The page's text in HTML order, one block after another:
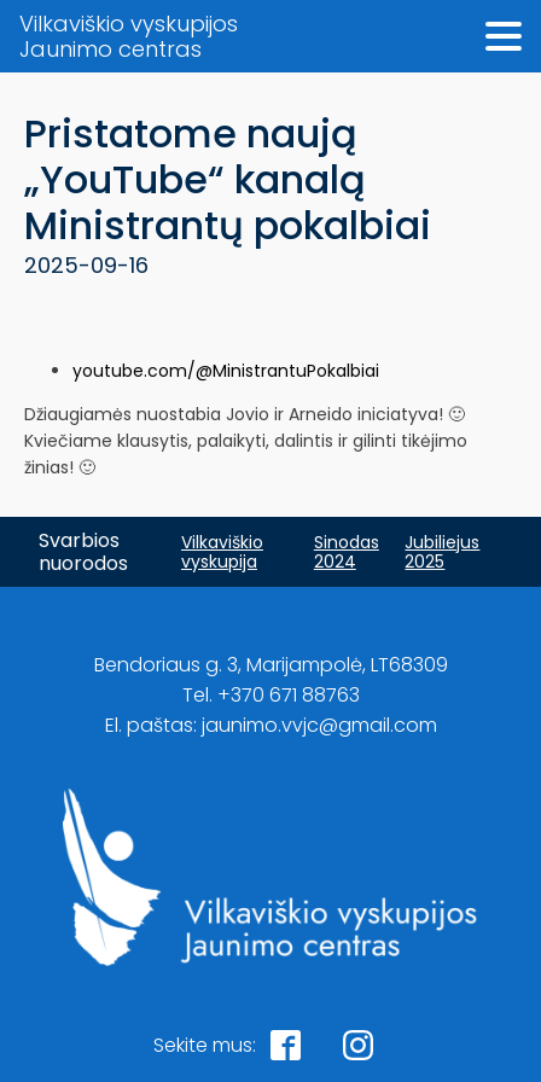
Vilkaviškio vyskupijos
Jaunimo centras
Pristatome naują
„YouTube“ kanalą
Ministrantų pokalbiai
2025-09-16
youtube.com/@MinistrantuPokalbiai
Džiaugiamės nuostabia Jovio ir Arneido iniciatyva! 🙂
Kviečiame klausytis, palaikyti, dalintis ir gilinti tikėjimo
žinias! 🙂
Svarbios
nuorodos
Vilkaviškio
vyskupija
Sinodas
2024
Jubiliejus
2025
Bendoriaus g. 3, Marijampolė, LT68309
Tel. +370 671 88763
El. paštas: jaunimo.vvjc@gmail.com
Sekite mus: